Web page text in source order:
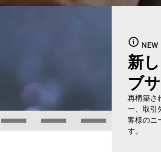
NEW
新
ブ
再構築さ
ー、取引
客様のニ
す。
Dec 21, 2023